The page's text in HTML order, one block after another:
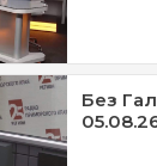
Без